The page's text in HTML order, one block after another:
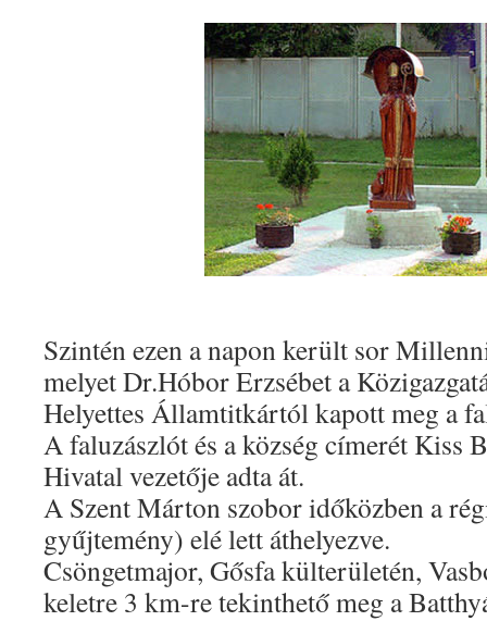
Szintén ezen a napon került sor
melyet Dr.Hóbor Erzsébet a
Helyettes Államtitkártól kapott meg a
A faluzászlót és a község címerét Kiss
Hivatal vezetője adta át.
A Szent Márton szobor időközben a
gyűjtemény) elé lett áthelyezve.
Csöngetmajor, Gősfa külterületén,
keletre 3 km-re tekinthető meg a